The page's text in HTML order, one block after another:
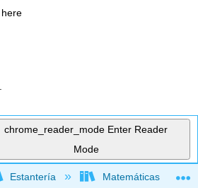
chrome_reader_mode Enter Reader
Mode
jerarquía global
Estantería Matemáticas